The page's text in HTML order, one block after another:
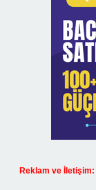
Reklam ve İletişim: